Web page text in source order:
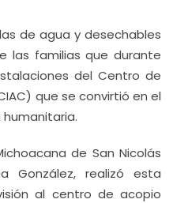
de agua y desechables
las familias que durante
del Centro de
que se convirtió en el
de San Nicolás
González, realizó esta
al centro de acopio